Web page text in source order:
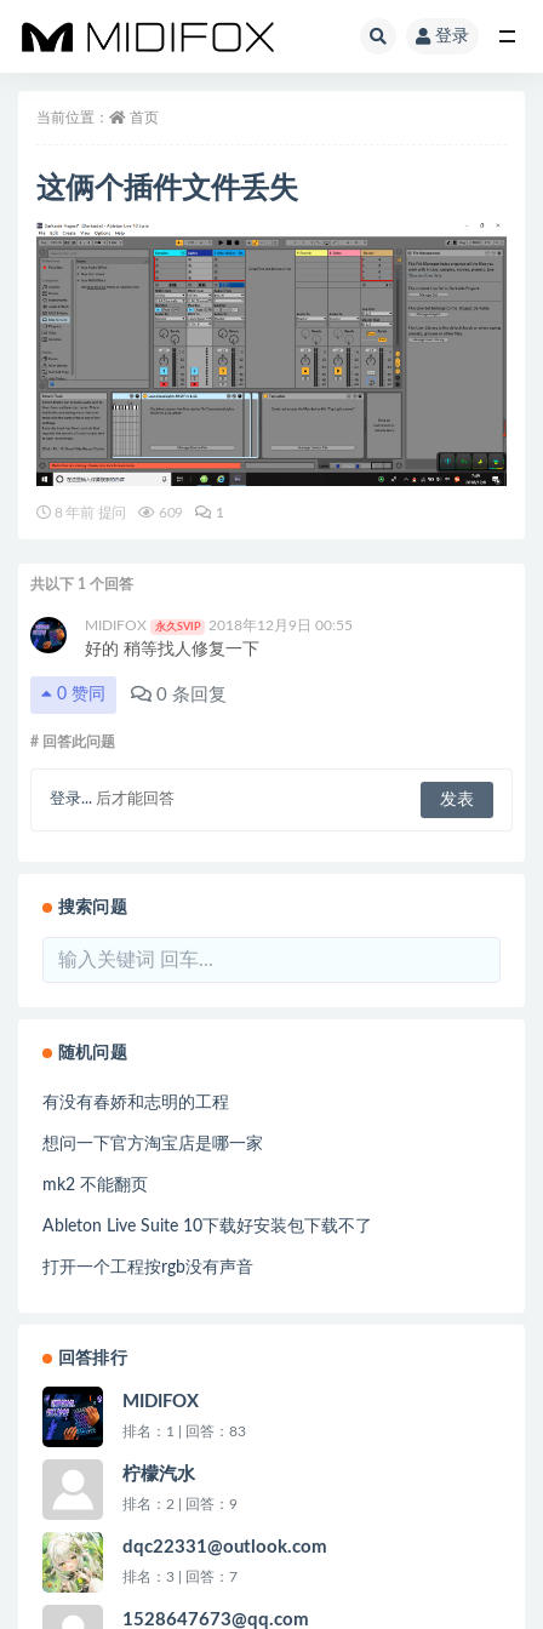
登录
当前位置： 首页
这俩个插件文件丢失
8 年前 提问 609 1
共以下 1 个回答
MIDIFOX 永久SVIP 2018年12月9日 00:55
好的 稍等找人修复一下
0 赞同 0 条回复
# 回答此问题
登录... 后才能回答
搜索问题
随机问题
有没有春娇和志明的工程
想问一下官方淘宝店是哪一家
mk2 不能翻页
Ableton Live Suite 10下载好安装包下载不了
打开一个工程按rgb没有声音
回答排行
MIDIFOX
排名：1 | 回答：83
柠檬汽水
排名：2 | 回答：9
dqc22331@outlook.com
排名：3 | 回答：7
1528647673@qq.com